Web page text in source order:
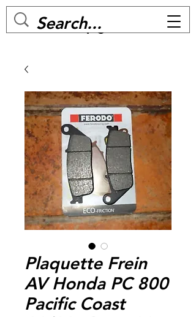
MC BIKE Perpignan
Plaquette Frein
AV Honda PC 800
Pacific Coast